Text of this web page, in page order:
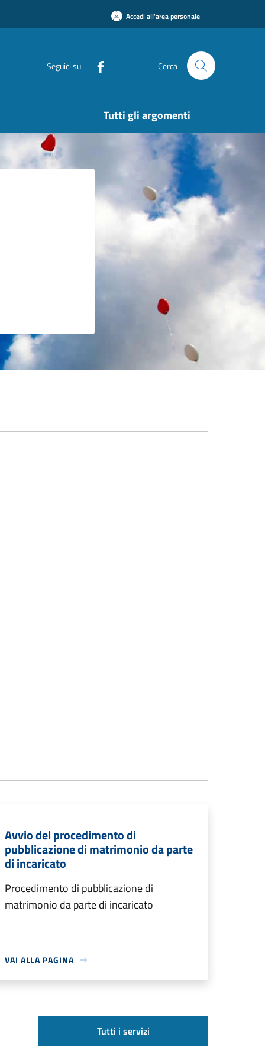
Accedi all'area personale
Seguici su Cerca
Tutti gli argomenti
Avvio del procedimento di
pubblicazione di matrimonio da parte
di incaricato
Procedimento di pubblicazione di
matrimonio da parte di incaricato
VAI ALLA PAGINA
Tutti i servizi